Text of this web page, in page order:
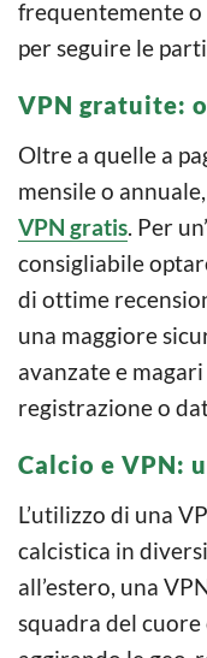
frequentemente
per seguire le
VPN gratuite:
Oltre a quelle a
mensile o
VPN gratis. Per
consigliabile
di ottime
una maggiore
avanzate e
registrazione o
Calcio e VPN:
L’utilizzo di una
calcistica in
all’estero, una
squadra del cuore